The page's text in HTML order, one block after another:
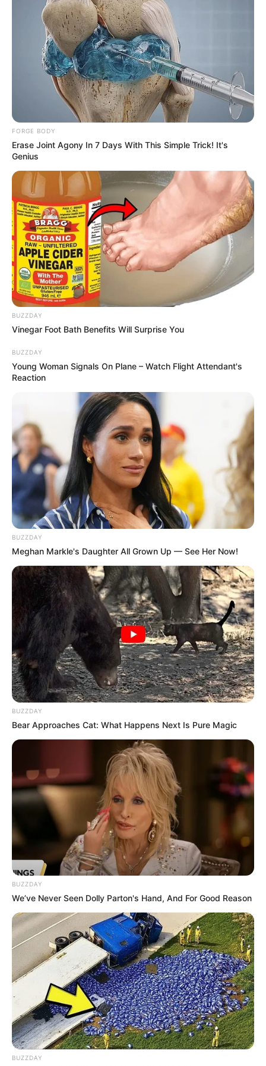
Fazendo um top de crochê passo a passo
Modo de fazer:
Conectando os bojos
Alças
Franja
Inspirações de Top de crochê
Fazendo um top de crochê passo a
passo
Para fazer essa peça, você vai precisar de:
Fio de algodão;
Agulha 3,5
para pontos mais apertados, 4,5
para mais frouxos.
Pontos utilizados:
Correntinha;
Ponto baixo
Meio Ponto alto;
Ponto alto;
Laçada;
Modo de fazer:
Faça 13 correntinhas;
Agora na 2 ° correntinha do gancho você vai
fazer 1 meio ponto alto; Continue a fazer 1
meio ponto alto em cada correntinha na
linha;
Taylor Lynn
Agora você vai fazer outro meio ponto alto no
mesmo espaço da corrente em que fez seu
último meio ponto alto. Então 2 correntinhas,
e faça mais 2 meio ponto alto no MESMO
espaço da corrente que seus outros 2 meio
FORGE BODY
Erase Joint Agony In 7 Days With This Simple Trick! It's
Genius
BUZZDAY
Vinegar Foot Bath Benefits Will Surprise You
BUZZDAY
Young Woman Signals On Plane – Watch Flight Attendant's
Reaction
BUZZDAY
Meghan Markle's Daughter All Grown Up — See Her Now!
BUZZDAY
Bear Approaches Cat: What Happens Next Is Pure Magic
BUZZDAY
We’ve Never Seen Dolly Parton's Hand, And For Good Reason
BUZZDAY